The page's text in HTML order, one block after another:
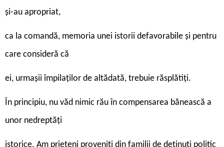
și-au apropriat,
ca la comandă, memoria unei istorii defavorabile și pentru
care consideră că
ei, urmașii împilaților de altădată, trebuie răsplătiți.
În principiu, nu văd nimic rău în compensarea bănească a
unor nedreptăți
istorice. Am prieteni proveniți din familii de deținuți politic